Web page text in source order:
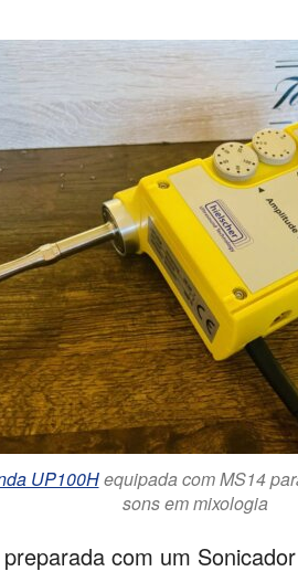
UP100Hequipada com MS14
sons em mixologia
com um Sonicador